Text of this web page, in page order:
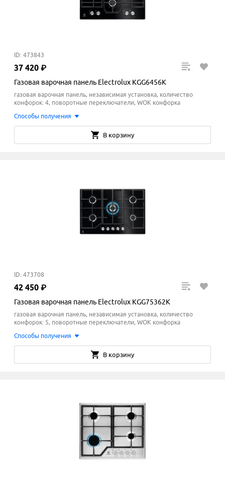
ID: 473843
37 420 ₽
Газовая варочная панель Electrolux KGG6456K
газовая варочная панель, независимая установка, количество
конфорок: 4, поворотные переключатели, WOK конфорка
Способы получения
В корзину
ID: 473708
42 450 ₽
Газовая варочная панель Electrolux KGG75362K
газовая варочная панель, независимая установка, количество
конфорок: 5, поворотные переключатели, WOK конфорка
Способы получения
В корзину